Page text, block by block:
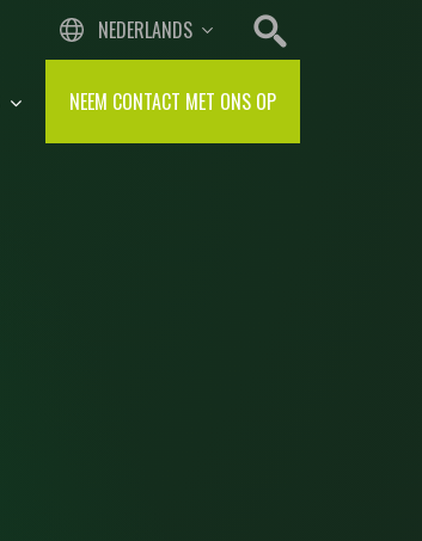
NEDERLANDS
NEEM CONTACT MET ONS OP